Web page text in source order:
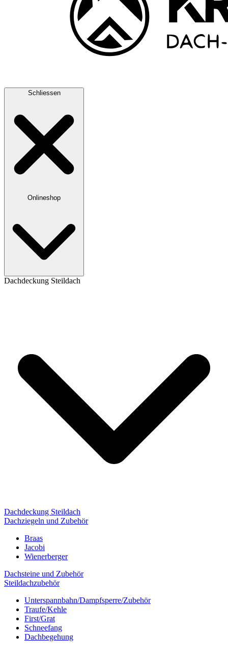
Schliessen
Onlineshop
Dachdeckung Steildach
Dachdeckung Steildach
Dachziegeln und Zubehör
Braas
Jacobi
Wienerberger
Dachsteine und Zubehör
Steildachzubehör
Unterspannbahn/Dampfsperre/Zubehör
Traufe/Kehle
First/Grat
Schneefang
Dachbegehung